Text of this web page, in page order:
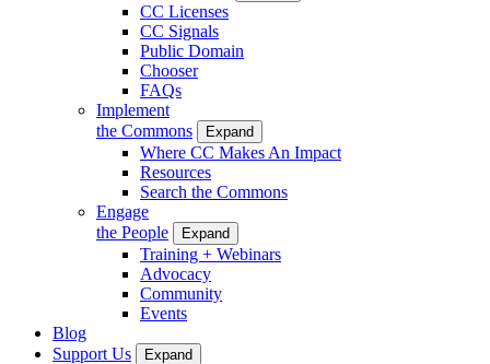
CC Licenses
CC Signals
Public Domain
Chooser
FAQs
Implement
the Commons
Expand
Where CC Makes An Impact
Resources
Search the Commons
Engage
the People
Expand
Training + Webinars
Advocacy
Community
Events
Blog
Support Us
Expand